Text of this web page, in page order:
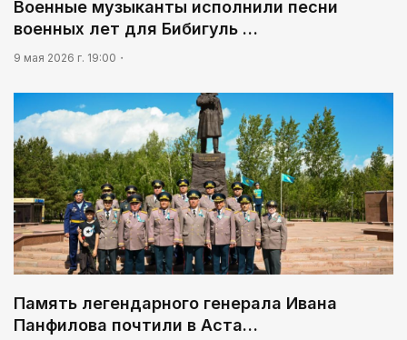
Мой Абай
Военные музыканты исполнили песни
военных лет для Бибигуль …
9 мая 2026 г. 19:00
Память легендарного генерала Ивана
Панфилова почтили в Аста…